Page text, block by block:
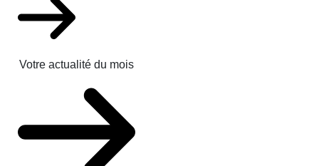
Votre actualité du mois